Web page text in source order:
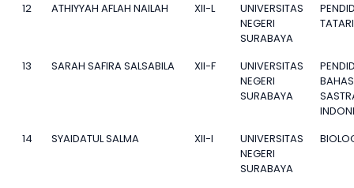
12 ATHIYYAH AFLAH NAILAH XII-L
UNIVERSITAS
NEGERI
SURABAYA
13 SARAH SAFIRA SALSABILA XII-F
UNIVERSITAS
NEGERI
SURABAYA
14
SYAIDATUL SALMA XII-I
UNIVERSITAS
NEGERI
SURABAYA